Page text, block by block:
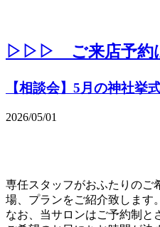
▷▷▷ ご来店予約
【相談会】5月の神社挙
2026/05/01
専任スタッフがおふたりのご
場、プランをご紹介致します。
なお、当サロンはご予約制と